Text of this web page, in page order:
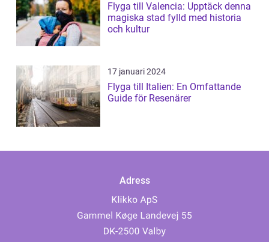
Flyga till Valencia: Upptäck denna
magiska stad fylld med historia
och kultur
17 januari 2024
Flyga till Italien: En Omfattande
Guide för Resenärer
Adress